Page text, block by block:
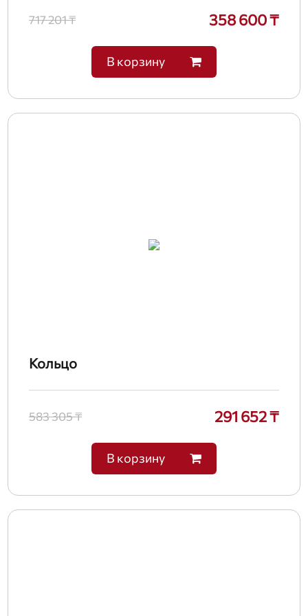
717 201 ₸ 358 600 ₸
В корзину
Кольцо
583 305 ₸ 291 652 ₸
В корзину